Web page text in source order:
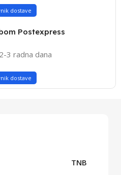
dostave
Postexpress
3 radna dana
dostave
TNB